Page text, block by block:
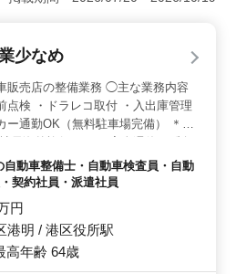
家庭や趣味との両立がしやすい
。また、福利厚生面でも充実し
働ける環境が整っています。
整備経験5年以上の方は、この
を存分に活かすことができま
応し、トラブルシューティング
業務に携わることで、スキルを
られます。 ＜働きやすさ
アクセスが便利な職場です。
り、通勤のストレスを軽減する
な職場環境の整備は、働く
きるよう配慮されています。
少なめ
販売店の整備業務 ◯主な業務内容
点検 ・ドラレコ取付 ・入出庫管理
ー通勤OK（無料駐車場完備） ＊駅
なめ ＊賞与あり ベテラン整備士を
す。 2級以上の整備士資格をお持ち
動車整備士・自動車検査員・自動
契約社員・派遣社員
円
港明 / 港区役所駅
高年齢 64歳